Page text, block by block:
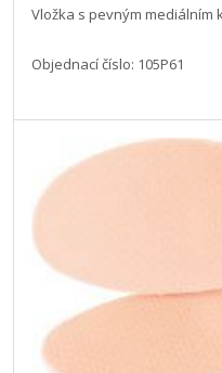
Vložka s pevným mediálním
Objednací číslo: 105P61